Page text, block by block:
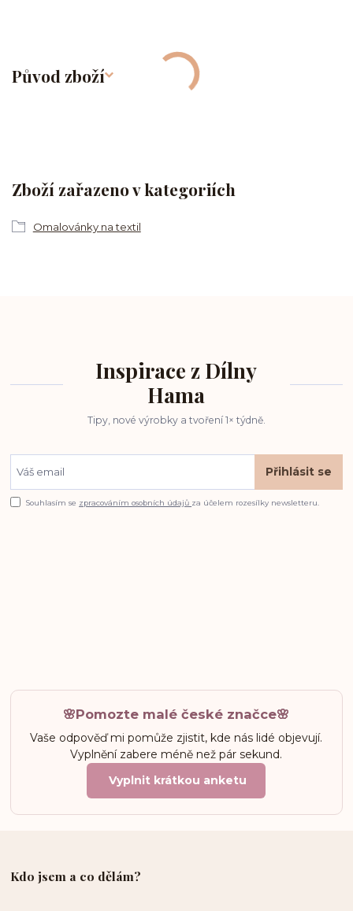
Původ zboží
Zboží zařazeno v kategoriích
Omalovánky na textil
Inspirace z Dílny
Hama
Tipy, nové výrobky a tvoření 1× týdně.
Přihlásit se
Souhlasím se zpracováním osobních údajů za účelem rozesílky newsletteru.
🌸Pomozte malé české značce🌸
Vaše odpověď mi pomůže zjistit, kde nás lidé objevují.
Vyplnění zabere méně než pár sekund.
Vyplnit krátkou anketu
Kdo jsem a co dělám?